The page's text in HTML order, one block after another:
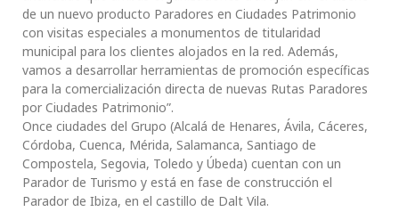
de un nuevo producto Paradores en Ciudades Patrimonio
con visitas especiales a monumentos de titularidad
municipal para los clientes alojados en la red. Además,
vamos a desarrollar herramientas de promoción específicas
para la comercialización directa de nuevas Rutas Paradores
por Ciudades Patrimonio”.
Once ciudades del Grupo (Alcalá de Henares, Ávila, Cáceres,
Córdoba, Cuenca, Mérida, Salamanca, Santiago de
Compostela, Segovia, Toledo y Úbeda) cuentan con un
Parador de Turismo y está en fase de construcción el
Parador de Ibiza, en el castillo de Dalt Vila.